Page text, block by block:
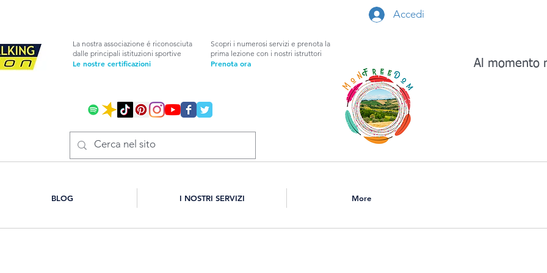
Accedi
La nostra associazione é riconosciuta
dalle principali istituzioni sportive
Le nostre certificazioni
Scopri i numerosi servizi e prenota la
prima lezione con i nostri istruttori
Prenota ora Al momento
BLOG I NOSTRI SERVIZI More